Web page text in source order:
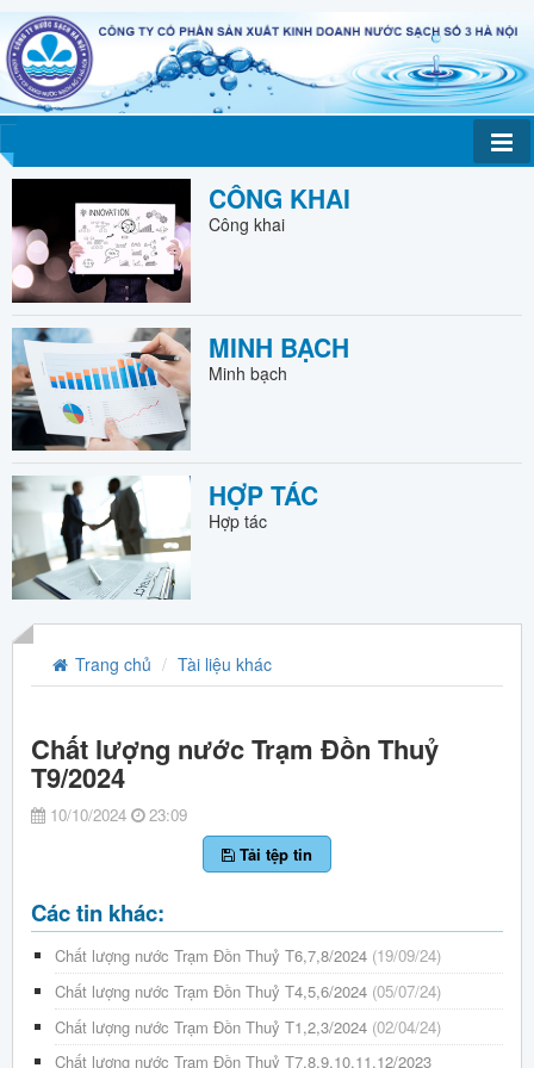
CÔNG KHAI
Công khai
MINH BẠCH
Minh bạch
HỢP TÁC
Hợp tác
Trang chủ Tài liệu khác
Chất lượng nước Trạm Đồn Thuỷ
T9/2024
10/10/2024
23:09
Tải tệp tin
Các tin khác:
Chất lượng nước Trạm Đồn Thuỷ T6,7,8/2024 (19/09/24)
Chất lượng nước Trạm Đồn Thuỷ T4,5,6/2024 (05/07/24)
Chất lượng nước Trạm Đồn Thuỷ T1,2,3/2024 (02/04/24)
Chất lượng nước Trạm Đồn Thuỷ T7,8,9,10,11,12/2023